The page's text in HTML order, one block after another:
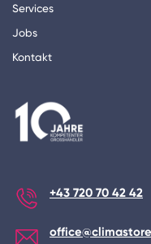
Services
Jobs
Kontakt
+43 720 70 42 42